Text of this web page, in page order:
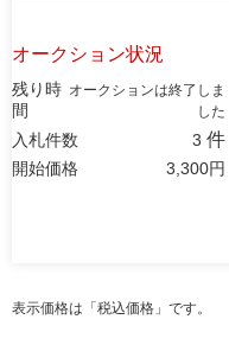
オークション状況
残り時
間
オークションは終了しま
した
入札件数 3 件
開始価格 3,300円
表示価格は「税込価格」です。